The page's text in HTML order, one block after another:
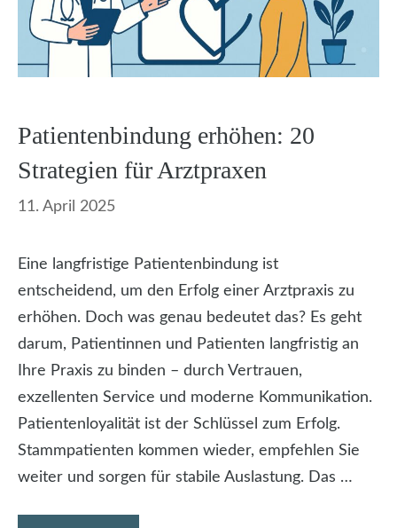
Patientenbindung erhöhen: 20
Strategien für Arztpraxen
11. April 2025
Eine langfristige Patientenbindung ist
entscheidend, um den Erfolg einer Arztpraxis zu
erhöhen. Doch was genau bedeutet das? Es geht
darum, Patientinnen und Patienten langfristig an
Ihre Praxis zu binden – durch Vertrauen,
exzellenten Service und moderne Kommunikation.
Patientenloyalität ist der Schlüssel zum Erfolg.
Stammpatienten kommen wieder, empfehlen Sie
weiter und sorgen für stabile Auslastung. Das …